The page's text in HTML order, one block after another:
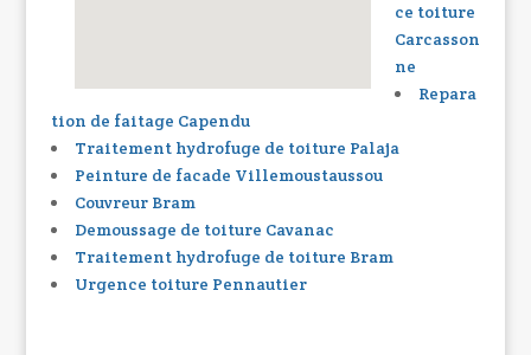
ce toiture
Carcasson
ne
Repara
tion de faitage Capendu
Traitement hydrofuge de toiture Palaja
Peinture de facade Villemoustaussou
Couvreur Bram
Demoussage de toiture Cavanac
Traitement hydrofuge de toiture Bram
Urgence toiture Pennautier